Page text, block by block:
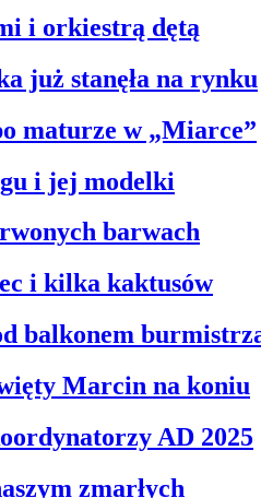
i orkiestrą dętą
już stanęła na rynku
maturze w „Miarce”
i jej modelki
barwach
i kilka kaktusów
balkonem
Marcin na koniu
AD 2025
zmarłych